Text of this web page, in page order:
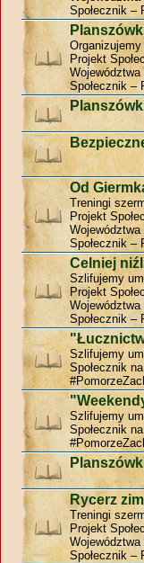
Społecznik –
Projekt
Społecznik –
Od
Treningi
Projekt
Społecznik –
Celniej
Szlifujemy
Projekt
Społecznik –
Szlifujemy
Społecznik
Szlifujemy
Społecznik
Rycerz
Treningi
Projekt
Społecznik –